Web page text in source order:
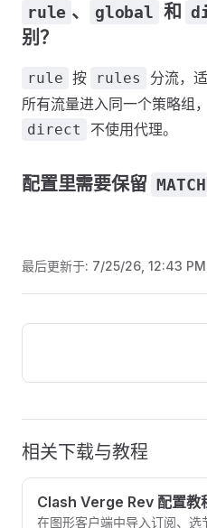
rule 、 global 和
别？
rule 按 rules 分流，
所有流量进入同一个策略组
direct 不使用代理。
配置里需要保留 MATCH
最后更新于: 7/25/26, 12:43 PM
Pager
相关下载与教程
Clash Verge Rev 配置教
在图形客户端中导入订阅、选